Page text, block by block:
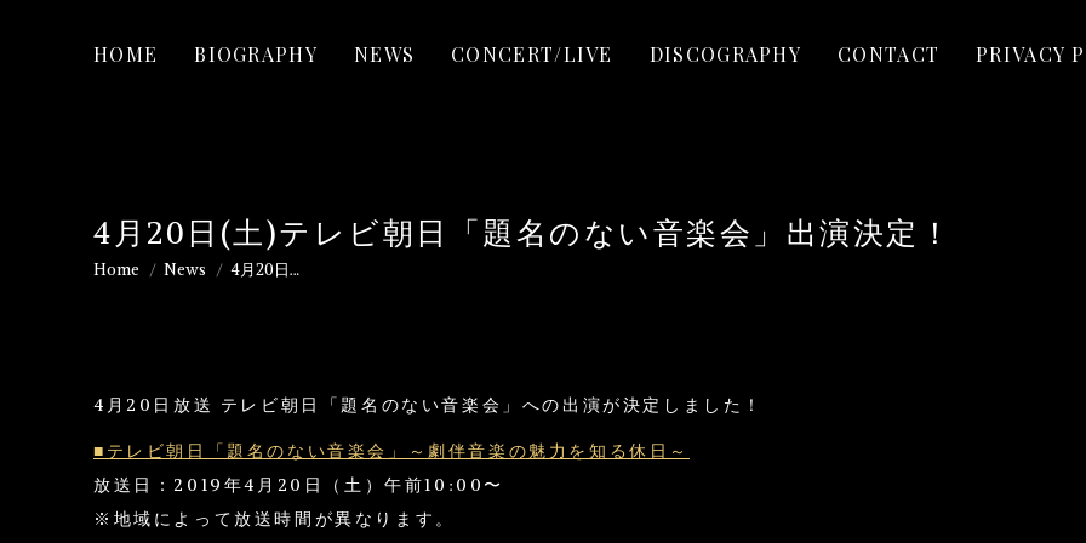
HOME BIOGRAPHY NEWS CONCERT/LIVE DISCOGRAPHY CONTACT PRIVACY
4月20日(土)テレビ朝日「題名のない音楽会」出演決定！
You are here:
Home News 4月20日…
4月20日放送 テレビ朝日「題名のない音楽会」への出演が決定しました！
■テレビ朝日「題名のない音楽会」～劇伴音楽の魅力を知る休日～
放送日：2019年4月20日（土）午前10:00〜
※地域によって放送時間が異なります。